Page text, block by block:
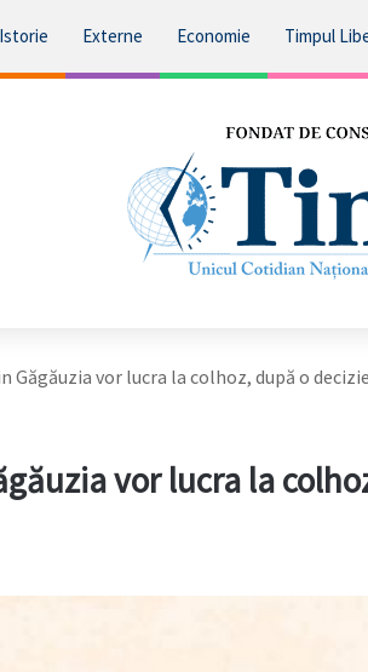
Istorie Externe Economie Timpul
Găgăuzia vor lucra la colhoz, după o
vor lucra la